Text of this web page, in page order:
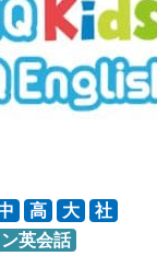
高 大
社
英会話